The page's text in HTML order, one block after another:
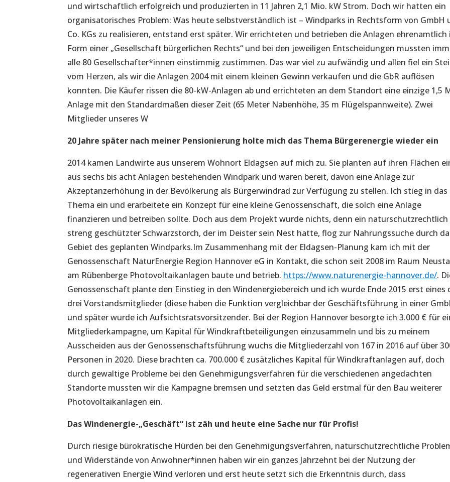
und wirtschaftlich erfolgreich und produzierten in 11 Jahren 2,1 Mio. kW Strom. Doch wir hatten ein
organisatorisches Problem: Was heute selbstverständlich ist – Windparks in Rechtsform von GmbH
Co. KGs zu realisieren, entstand erst später. Wir errichteten und betrieben die Anlagen ehrenamtlich
Form einer „Gesellschaft bürgerlichen Rechts“ und bei den jeweiligen Entscheidungen mussten
alle 80 Gesellschafter*innen einstimmig zustimmen. Das war viel zu aufwändig und allen fiel ein
vom Herzen, als wir die Anlagen 2004 mit einem kleinen Gewinn verkaufen und die GbR auflösen
konnten. Die Käufer rissen die 80-kW-Anlagen ab und errichteten an dem Standort eine einzige 1,5
Anlage mit den Standardmaßen dieser Zeit (65 Meter Nabenhöhe, 35 m Flügelspannweite). Zwei
Mitglieder unseres W
20 Jahre später nach meiner Pensionierung holte mich das Thema Bürgerenergie wieder ein
2014 kamen Landwirte aus unserem Wohnort Eldagsen auf mich zu. Sie planten auf ihren Flächen
aus sechs bis acht Anlagen bestehenden Windpark und waren bereit, davon eine Anlage zur
Akzeptanzerhöhung in der Bevölkerung als Bürgerwindrad zur Verfügung zu stellen. Ich stieg in das
Thema ein und erarbeitete ein Konzept für eine kleine Genossenschaft, die solch eine Anlage
finanzieren und betreiben sollte. Doch aus dem Projekt wurde nichts, denn ein naturschutzrechtlich
streng geschützter Schwarzstorch, der im Deister sein Nest hatte, flog zur Nahrungssuche durch
Gebiet des geplanten Windparks.Im Zusammenhang mit der Eldagsen-Planung kam ich mit der
Genossenschaft NaturEnergie Region Hannover eG in Kontakt, die schon seit 2008 im Raum
am Rübenberge Photovoltaikanlagen baute und betrieb. https://www.naturenergie-hannover.de/.
Genossenschaft plante den Einstieg in den Windenergiebereich und ich wurde Ende 2015 erst eines
drei Vorstandsmitglieder (diese haben die Funktion vergleichbar der Geschäftsführung in einer
und später wurde ich Aufsichtsratsvorsitzender. Bei der Region Hannover besorgte ich 3.000 € für
Mitgliederkampagne, um Kapital für Windkraftbeteiligungen einzusammeln und bis zu meinem
Ausscheiden aus der Genossenschaftsführung wuchs die Mitgliederzahl von 167 in 2016 auf über
Personen in 2020. Diese brachten ca. 700.000 € zusätzliches Kapital für Windkraftanlagen auf, doch
durch gewaltige Probleme bei den Genehmigungsverfahren für die verschiedenen angedachten
Standorte mussten wir die Kampagne bremsen und setzten das Geld erstmal für den Bau weiterer
Photovoltaikanlagen ein.
Das Windenergie-„Geschäft“ ist zäh und heute eine Sache nur für Profis!
Durch riesige bürokratische Hürden bei den Genehmigungsverfahren, naturschutzrechtliche
und Widerstände von Anwohner*innen haben wir ein ganzes Jahrzehnt bei der Nutzung der
regenerativen Energie Wind verloren und erst heute setzt sich die Erkenntnis durch, dass